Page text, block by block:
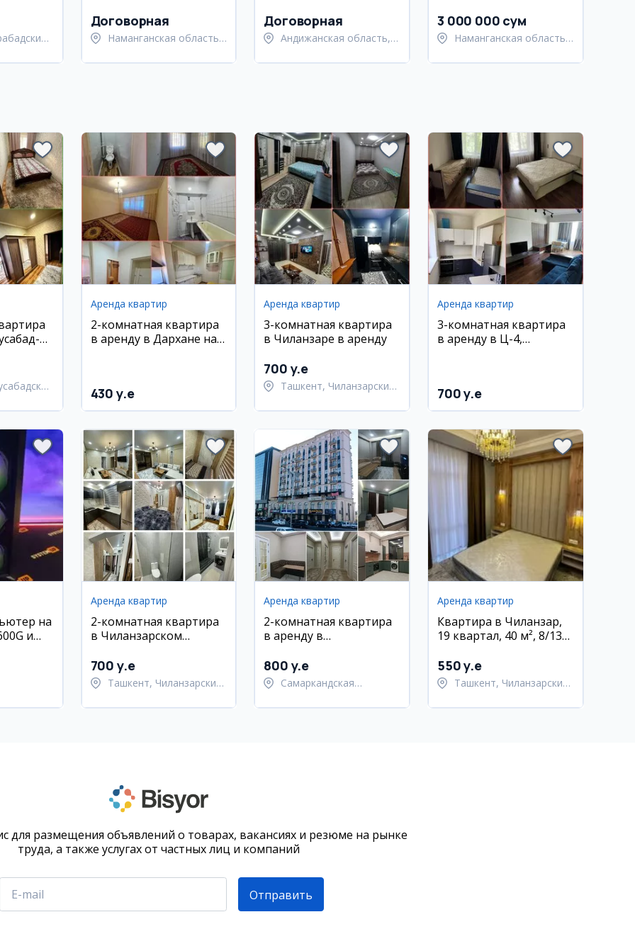
Договорная
Наманганская область,
Договорная
Андижанская область,
3 000 000 сум
Наманганская область,
8,
Аренда квартир
2-комнатная квартира
в аренду в Дархане на
430 y.e
Аренда квартир
3-комнатная квартира
в Чиланзаре в аренду
700 y.e
Ташкент, Чиланзарский
Аренда квартир
3-комнатная квартира
в аренду в Ц-4,
700 y.e
на
и
Аренда квартир
2-комнатная квартира
в Чиланзарском
аренду
700 y.e
Ташкент, Чиланзарский
Аренда квартир
2-комнатная квартира
в аренду в
районе, 60 м², 9/12
этаж, мебель и техника
800 y.e
Самаркандская
Самаркандский район
Аренда квартир
Квартира в Чиланзар,
19 квартал, 40 м², 8/13
550 y.e
Ташкент, Чиланзарский
для размещения объявлений о товарах, вакансиях и резюме на рынке
труда, а также услугах от частных лиц и компаний
Отправить